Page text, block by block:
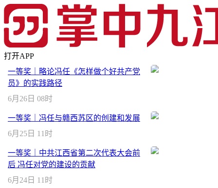
打开APP
一等奖｜略论冯任《怎样做个好共产党
员》的实践路径
6月26日 08时
一等奖｜冯任与赣西苏区的创建和发展
6月25日 11时
一等奖｜中共江西省第二次代表大会前
后 冯任对党的建设的贡献
6月24日 11时